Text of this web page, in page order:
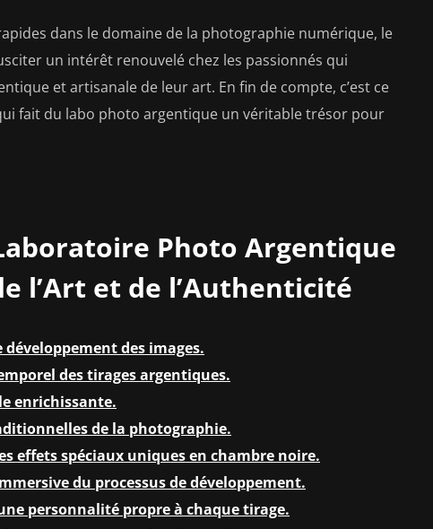
dans le domaine de la photographie numérique, le
un intérêt renouvelé chez les passionnés qui
et artisanale de leur art. En fin de compte, c’est ce
fait du labo photo argentique un véritable trésor pour
Photo Argentique
l’Art et de l’Authenticité
des images.
des tirages argentiques.
enrichissante.
de la photographie.
effets spéciaux uniques en chambre noire.
du processus de développement.
personnalité propre à chaque tirage.